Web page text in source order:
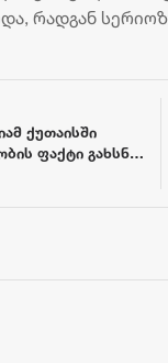
რადგან
ქუთაისში
ფაქტი გახსნა -
პირი